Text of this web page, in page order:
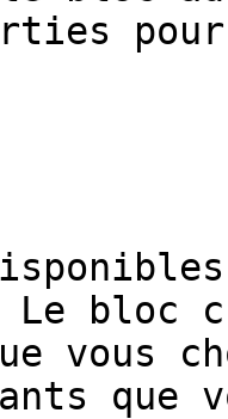
bloc
vous
que